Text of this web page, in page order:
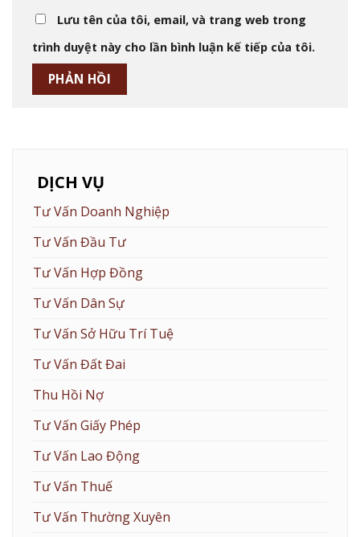
Lưu tên của tôi, email, và trang web trong
trình duyệt này cho lần bình luận kế tiếp của tôi.
DỊCH VỤ
Tư Vấn Doanh Nghiệp
Tư Vấn Đầu Tư
Tư Vấn Hợp Đồng
Tư Vấn Dân Sự
Tư Vấn Sở Hữu Trí Tuệ
Tư Vấn Đất Đai
Thu Hồi Nợ
Tư Vấn Giấy Phép
Tư Vấn Lao Động
Tư Vấn Thuế
Tư Vấn Thường Xuyên